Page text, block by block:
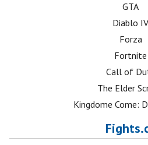
GTA
Diablo IV
Forza
Fortnite
Call of
The Elder
Kingdome Come: